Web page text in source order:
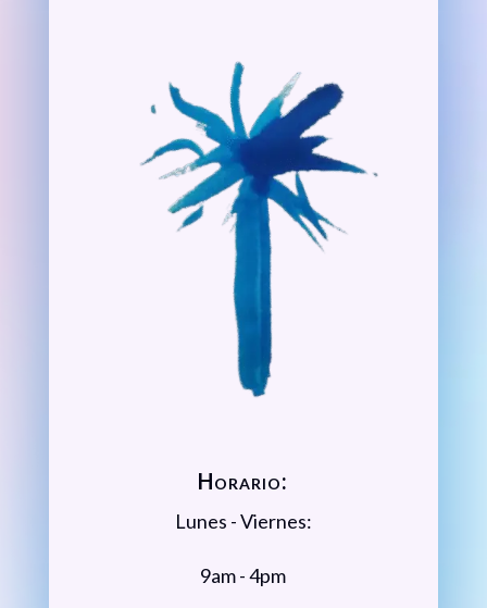
Horario:
Lunes - Viernes:
9am - 4pm